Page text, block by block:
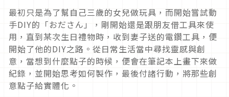
最初只是為了幫自己三歲的女兒做玩具，而開始嘗試動
手DIY的「おださん」，剛開始還是跟朋友借工具來使
用，直到某次生日禮物時，收到妻子送的電鑽工具，便
開始了他的DIY之路。從日常生活當中尋找靈感與創
意，當想到什麼點子的時候，便會在筆記本上畫下來做
紀錄，並開始思考如何製作，最後付諸行動，將那些創
意點子給實體化。